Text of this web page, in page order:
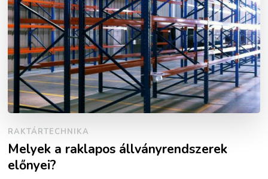
RAKTÁRTECHNIKA
Melyek a raklapos állványrendszerek
előnyei?